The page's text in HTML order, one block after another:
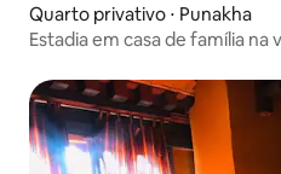
Quarto privativo ⋅ Punakha
Estadia em casa de família na